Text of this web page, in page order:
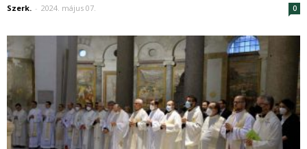
Szerk. - 2024. május 07. 0